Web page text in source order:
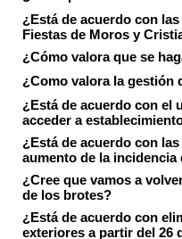
¿Está de acuerdo con
Fiestas de Moros y
¿Cómo valora que se
¿Como valora la gestión
¿Está de acuerdo con el
acceder a
¿Está de acuerdo con
aumento de la incidencia
¿Cree que vamos a
de los brotes?
¿Está de acuerdo con
exteriores a partir del 26